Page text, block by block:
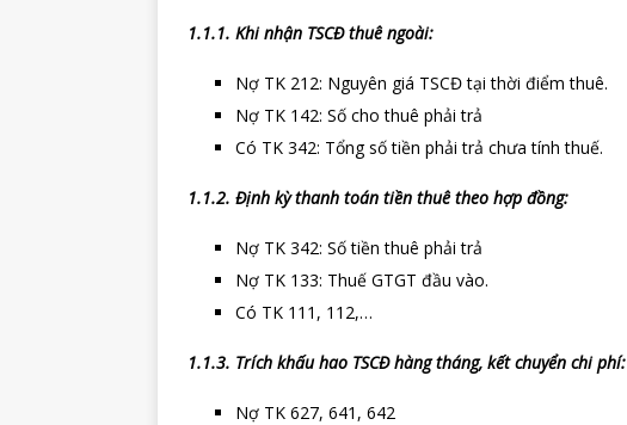
1.1.1. Khi nhận TSCĐ thuê ngoài:
Nợ TK 212: Nguyên giá TSCĐ tại thời điểm thuê.
Nợ TK 142: Số cho thuê phải trả
Có TK 342: Tổng số tiền phải trả chưa tính thuế.
1.1.2. Định kỳ thanh toán tiền thuê theo hợp đồng:
Nợ TK 342: Số tiền thuê phải trả
Nợ TK 133: Thuế GTGT đầu vào.
Có TK 111, 112,…
1.1.3. Trích khấu hao TSCĐ hàng tháng, kết chuyển chi phí:
Nợ TK 627, 641, 642